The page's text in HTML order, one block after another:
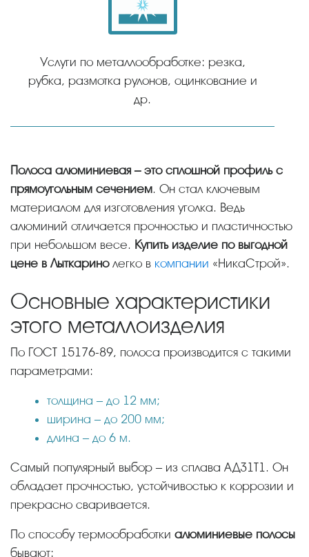
Услуги по металлообработке: резка,
рубка, размотка рулонов, оцинкование и
др.
Полоса алюминиевая – это сплошной профиль с
прямоугольным сечением. Он стал ключевым
материалом для изготовления уголка. Ведь
алюминий отличается прочностью и пластичностью
при небольшом весе. Купить изделие по выгодной
цене в Лыткаринолегко в компании «НикаСтрой».
Основные характеристики
этого металлоизделия
По ГОСТ 15176-89, полоса производится с такими
параметрами:
толщина – до 12 мм;
ширина – до 200 мм;
длина – до 6 м.
Самый популярный выбор – из сплава АД31Т1. Он
обладает прочностью, устойчивостью к коррозии и
прекрасно сваривается.
По способу термообработки алюминиевые полосы
бывают: